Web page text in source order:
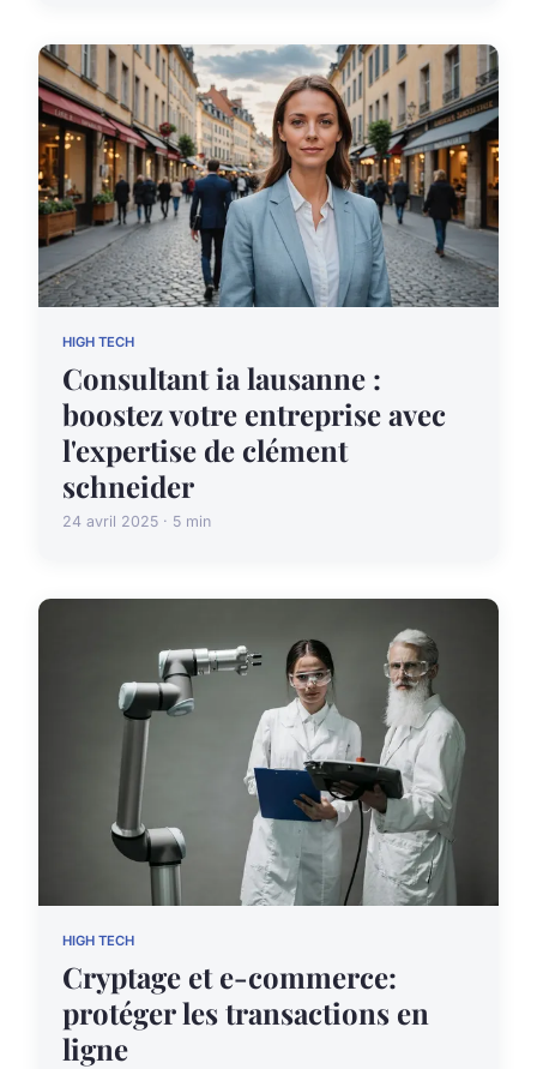
HIGH TECH
Consultant ia lausanne :
boostez votre entreprise avec
l'expertise de clément
schneider
24 avril 2025 · 5 min
HIGH TECH
Cryptage et e-commerce:
protéger les transactions en
ligne